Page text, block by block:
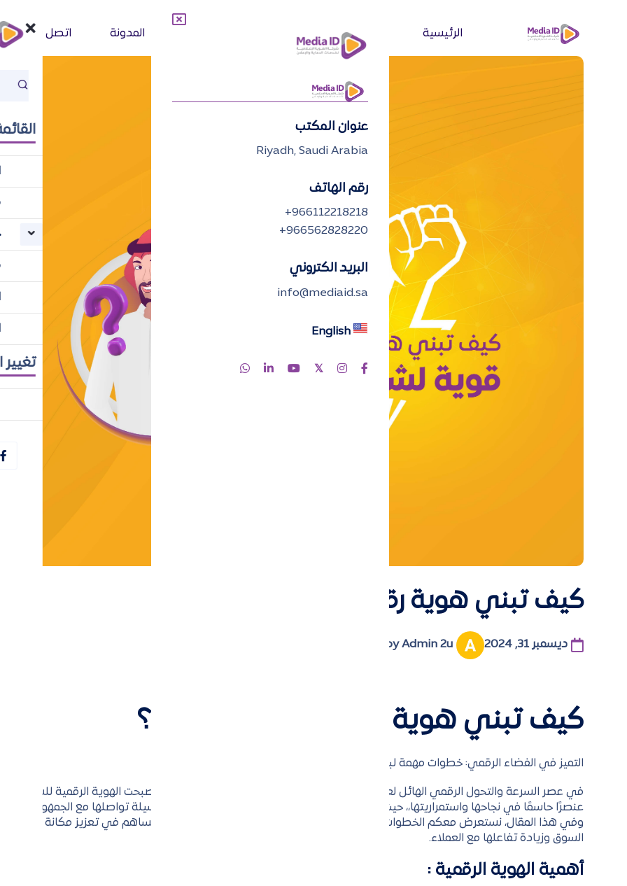
الرئيسية من نحن خدماتنا المدونة اتصل بنا
تغيير
عنوان المكتب
Riyadh, Saudi Arabia
رقم الهاتف
+966112218218
+966562828220
البريد الكتروني
info@mediaid.sa
English
كيف تبني هوية رقمية قوية لشركتك؟
ديسمبر 31, 2024 by Admin 2u
كيف تبني هوية رقمية قوية لشركتك؟
التميز في الفضاء الرقمي: خطوات مهمة لبناء هوية رقمية فريدة لشركتك
في عصر السرعة والتحول الرقمي الهائل لعبت التكنولوجيا دورًا محوريًا في الأعمال التجارية، وأصبحت الهوية الرقمية للشركات
عنصرًا حاسمًا في نجاحها واستمراريتها،، حيث أنها تمثل صورة الشركة في العالم الافتراضي ووسيلة تواصلها مع الجمهور
وفي هذا المقال، نستعرض معكم الخطوات الأساسية الضرورية لتأسيس هوية رقمية مميزة، تساهم في تعزيز مكانة
السوق وزيادة تفاعلها مع العملاء.
أهمية الهوية الرقمية :